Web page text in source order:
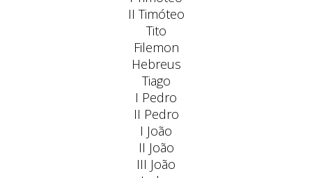
II Timóteo
Tito
Filemon
Hebreus
Tiago
I Pedro
II Pedro
I João
II João
III João